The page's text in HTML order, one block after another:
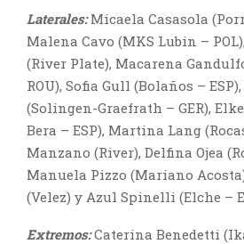
Laterales:Micaela Casasola
Malena Cavo (MKS Lubin –
(River Plate), Macarena
ROU), Sofia Gull (Bolaños –
(Solingen-Graefrath – GER),
Bera – ESP), Martina Lang
Manzano (River), Delfina Ojea
Manuela Pizzo (Mariano
(Velez) y Azul Spinelli (Elche –
Extremos:Caterina Benedetti